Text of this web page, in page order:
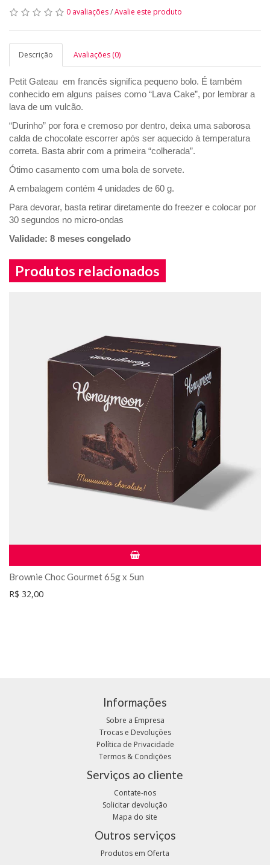
0 avaliações/Avalie este produto
Descrição Avaliações (0)
Petit Gateau em francês significa pequeno bolo. É também
conhecido em alguns países como “Lava Cake”, por lembrar a
lava de um vulcão.
“Durinho” por fora e cremoso por dentro, deixa uma saborosa
calda de chocolate escorrer após ser aquecido à temperatura
correta. Basta abrir com a primeira “colherada”.
Ótimo casamento com uma bola de sorvete.
A embalagem contém 4 unidades de 60 g.
Para devorar, basta retirar diretamente do freezer e colocar por
30 segundos no micro-ondas
Validade: 8 meses congelado
Produtos relacionados
Brownie Choc Gourmet 65g x 5un
R$ 32,00
Informações
Sobre a Empresa
Trocas e Devoluções
Política de Privacidade
Termos & Condições
Serviços ao cliente
Contate-nos
Solicitar devolução
Mapa do site
Outros serviços
Produtos em Oferta